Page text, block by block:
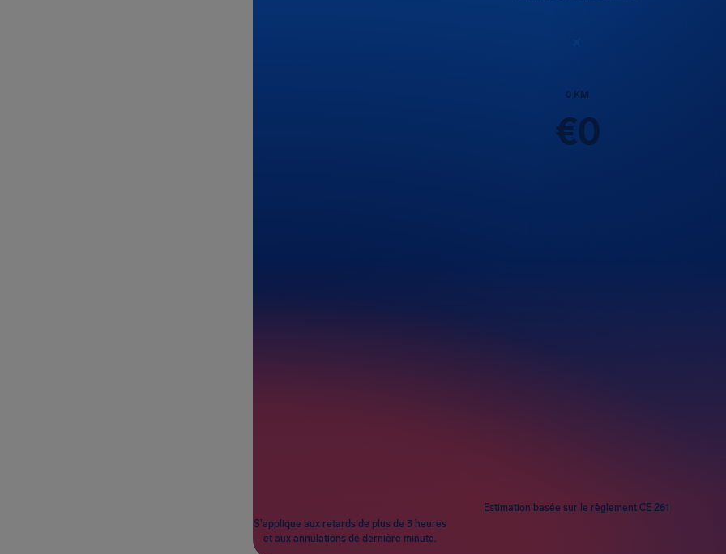
0KM
€0
Estimation basée sur le règlement CE 261
S’applique aux retards de plus de 3 heures
et aux annulations de dernière minute.